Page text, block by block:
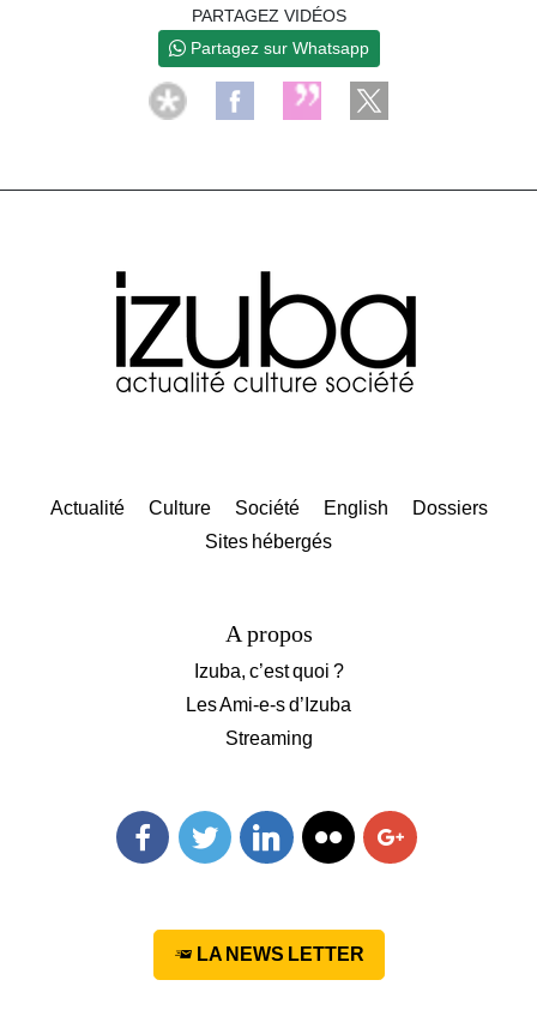
PARTAGEZ VIDÉOS
Partagez sur Whatsapp
Actualité Culture Société English
Dossiers
Sites hébergés
A propos
Izuba, c’est quoi ?
Les Ami-e-s d’Izuba
Streaming
LA NEWS LETTER